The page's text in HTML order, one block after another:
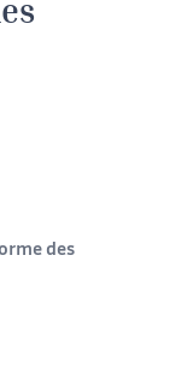
des